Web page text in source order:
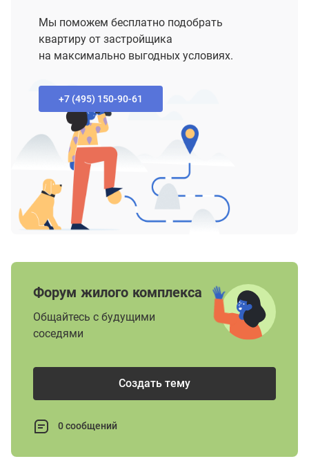
Форум жилого комплекса
Общайтесь с будущими
соседями
Создать тему
0 сообщений
Мы поможем бесплатно подобрать
квартиру от застройщика
на максимально выгодных условиях.
+7 (495) 150-90-61‬